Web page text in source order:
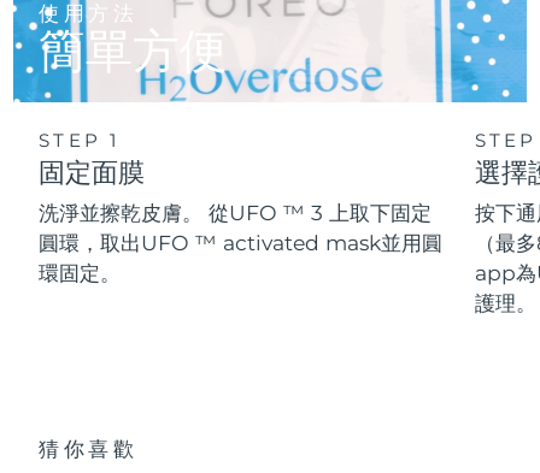
使用方法
簡單方便
STEP 1
固定面膜
洗淨並擦乾皮膚。 從UFO ™ 3 上取下固定
圓環，取出UFO ™ activated mask並用圓
環固定。
選擇
按下
（最
app
護理。
猜你喜歡